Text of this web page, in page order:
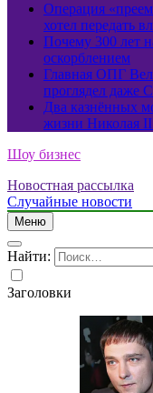
Операция
хотел передать
Почему 300 лет
оскорблением
Главная ОПГ
проглядел
Два казнённых
жизни Николая
Шоу бизнес
Новостная рассылка
Случайные новости
Меню
Найти:
Заголовки